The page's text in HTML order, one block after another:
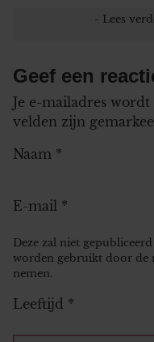
Geef een
Je e-mailadres
velden zijn
Naam *
E-mail *
Deze zal niet
worden gebruikt door de
nemen.
Leeftijd *